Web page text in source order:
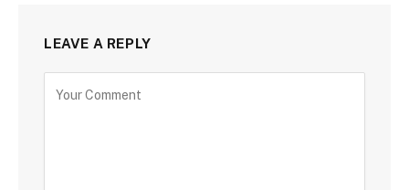
LEAVE A REPLY